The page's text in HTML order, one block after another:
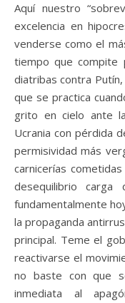
Aquí nuestro
excelencia en
venderse como el
tiempo que compite
diatribas contra
que se practica
grito en cielo ante
Ucrania con pérdida
permisividad más
carnicerías
desequilibrio carga
fundamentalmente
la propaganda
principal. Teme el
reactivarse el
no baste con que
inmediata al